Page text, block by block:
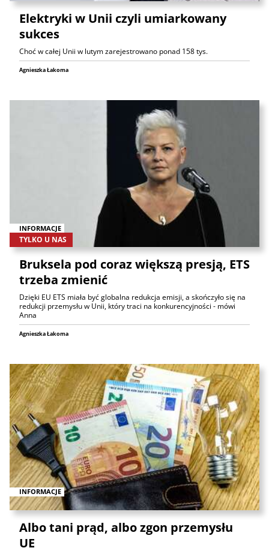
Elektryki w Unii czyli umiarkowany
sukces
Choć w całej Unii w lutym zarejestrowano ponad 158 tys.
Agnieszka Łakoma
INFORMACJE
TYLKO U NAS
Bruksela pod coraz większą presją, ETS
trzeba zmienić
Dzięki EU ETS miała być globalna redukcja emisji, a skończyło się na
redukcji przemysłu w Unii, który traci na konkurencyjności - mówi
Anna
Agnieszka Łakoma
INFORMACJE
Albo tani prąd, albo zgon przemysłu
UE